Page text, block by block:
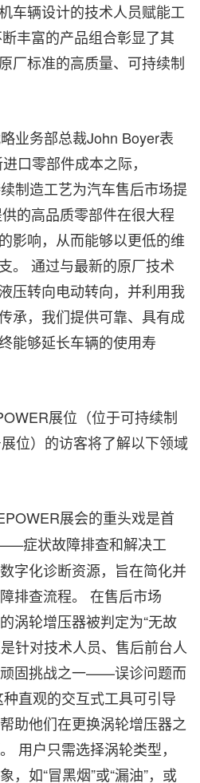
车辆设计的技术人员赋能工
丰富的产品组合彰显了其
厂标准的高质量、可持续制
业务部总裁John Boyer表
口零部件成本之际，
制造工艺为汽车售后市场提
的高品质零部件在很大程
影响，从而能够以更低的维
。 通过与最新的原厂技术
压转向电动转向，并利用我
承，我们提供可靠、具有成
能够延长车辆的使用寿
展位（位于可持续制
位）的访客将了解以下领域
展会的重头戏是首
症状故障排查和解决工
字化诊断资源，旨在简化并
排查流程。 在售后市场
涡轮增压器被判定为“无故
针对技术人员、售后前台人
固挑战之一——误诊问题而
直观的交互式工具可引导
助他们在更换涡轮增压器之
用户只需选择涡轮类型，
，如“冒黑烟”或“漏油”，或